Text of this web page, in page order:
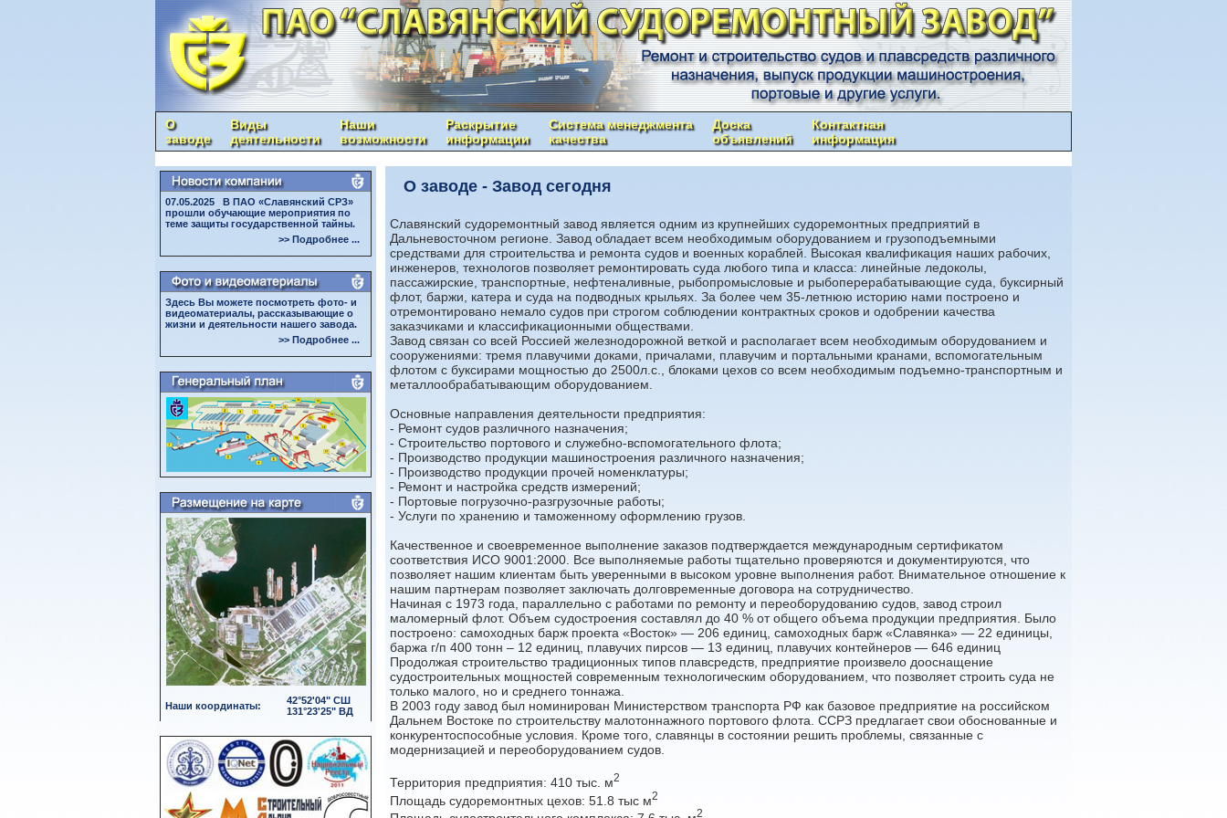
О
заводе
Виды
деятельности
Наши
возможности
Раскрытие
информации
Система менеджмента
качества
Доска
объявлений
Контактная
информация
07.05.2025 В ПАО «Славянский СРЗ»
прошли обучающие мероприятия по
теме защиты государственной тайны.
>> Подробнее ...
Здесь Вы можете посмотреть фото- и
видеоматериалы, рассказывающие о
жизни и деятельности нашего завода.
>> Подробнее ...
Наши координаты:
42°52'04" СШ
131°23'25" ВД
О заводе - Завод сегодня
Славянский судоремонтный завод является одним из крупнейших судоремонтных предприятий в
Дальневосточном регионе. Завод обладает всем необходимым оборудованием и грузоподъемными
средствами для строительства и ремонта судов и военных кораблей. Высокая квалификация наших рабочих,
инженеров, технологов позволяет ремонтировать суда любого типа и класса: линейные ледоколы,
пассажирские, транспортные, нефтеналивные, рыбопромысловые и рыбоперерабатывающие суда, буксирный
флот, баржи, катера и суда на подводных крыльях. За более чем 35-летнюю историю нами построено и
отремонтировано немало судов при строгом соблюдении контрактных сроков и одобрении качества
заказчиками и классификационными обществами.
Завод связан со всей Россией железнодорожной веткой и располагает всем необходимым оборудованием и
сооружениями: тремя плавучими доками, причалами, плавучим и портальными кранами, вспомогательным
флотом с буксирами мощностью до 2500л.с., блоками цехов со всем необходимым подъемно-транспортным и
металлообрабатывающим оборудованием.
Основные направления деятельности предприятия:
- Ремонт судов различного назначения;
- Строительство портового и служебно-вспомогательного флота;
- Производство продукции машиностроения различного назначения;
- Производство продукции прочей номенклатуры;
- Ремонт и настройка средств измерений;
- Портовые погрузочно-разгрузочные работы;
- Услуги по хранению и таможенному оформлению грузов.
Качественное и своевременное выполнение заказов подтверждается международным сертификатом
соответствия ИСО 9001:2000. Все выполняемые работы тщательно проверяются и документируются, что
позволяет нашим клиентам быть уверенными в высоком уровне выполнения работ. Внимательное отношение к
нашим партнерам позволяет заключать долговременные договора на сотрудничество.
Начиная с 1973 года, параллельно с работами по ремонту и переоборудованию судов, завод строил
маломерный флот. Объем судостроения составлял до 40 % от общего объема продукции предприятия. Было
построено: самоходных барж проекта «Восток» — 206 единиц, самоходных барж «Славянка» — 22 единицы,
баржа г/п 400 тонн – 12 единиц, плавучих пирсов — 13 единиц, плавучих контейнеров — 646 единиц
Продолжая строительство традиционных типов плавсредств, предприятие произвело дооснащение
судостроительных мощностей современным технологическим оборудованием, что позволяет строить суда не
только малого, но и среднего тоннажа.
В 2003 году завод был номинирован Министерством транспорта РФ как базовое предприятие на российском
Дальнем Востоке по строительству малотоннажного портового флота. ССРЗ предлагает свои обоснованные и
конкурентоспособные условия. Кроме того, славянцы в состоянии решить проблемы, связанные с
модернизацией и переоборудованием судов.
Территория предприятия: 410 тыс. м2
Площадь судоремонтных цехов: 51.8 тыс м2
2